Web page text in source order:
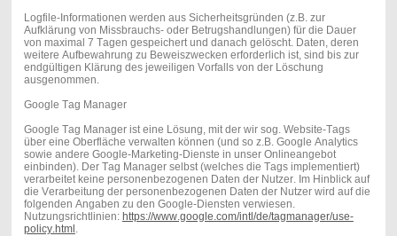
Logfile-Informationen werden aus Sicherheitsgründen (z.B. zur
Aufklärung von Missbrauchs- oder Betrugshandlungen) für die Dauer
von maximal 7 Tagen gespeichert und danach gelöscht. Daten, deren
weitere Aufbewahrung zu Beweiszwecken erforderlich ist, sind bis zur
endgültigen Klärung des jeweiligen Vorfalls von der Löschung
ausgenommen.
Google Tag Manager
Google Tag Manager ist eine Lösung, mit der wir sog. Website-Tags
über eine Oberfläche verwalten können (und so z.B. Google Analytics
sowie andere Google-Marketing-Dienste in unser Onlineangebot
einbinden). Der Tag Manager selbst (welches die Tags implementiert)
verarbeitet keine personenbezogenen Daten der Nutzer. Im Hinblick auf
die Verarbeitung der personenbezogenen Daten der Nutzer wird auf die
folgenden Angaben zu den Google-Diensten verwiesen.
Nutzungsrichtlinien: https://www.google.com/intl/de/tagmanager/use-
policy.html